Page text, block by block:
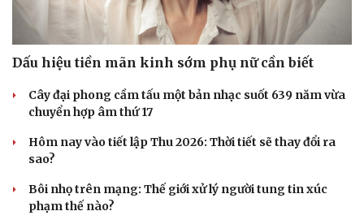
Du lịch
Tư vấn
Podcast
Dấu hiệu tiền mãn kinh sớm phụ nữ cần biết
Cây đại phong cầm tấu một bản nhạc suốt 639 năm vừa
chuyển hợp âm thứ 17
Hôm nay vào tiết lập Thu 2026: Thời tiết sẽ thay đổi ra
sao?
Bôi nhọ trên mạng: Thế giới xử lý người tung tin xúc
phạm thế nào?